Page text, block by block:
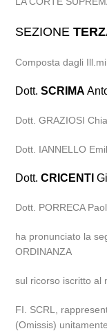
SEZIONE
Composta dagli
Dott.SCRIMA
Dott. GRAZIOSI
Dott. IANNELLO
Dott.CRICENTI
Dott. PORRECA
ha pronunciato la
ORDINANZA
sul ricorso iscritto al
FI. SCRL,
(Omissis)